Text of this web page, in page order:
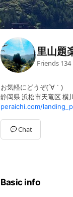
里山題
Friends 134
お気軽にどうぞ(´∀｀)
静岡県 浜松市天竜区 横
peraichi.com/
Chat
Basic info